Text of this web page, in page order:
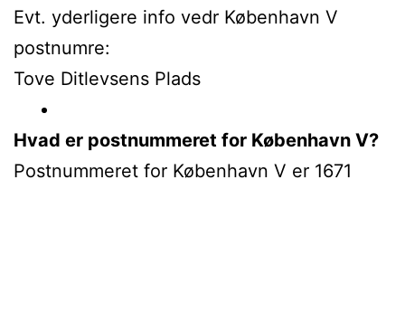
Evt. yderligere info vedr København V
postnumre:
Tove Ditlevsens Plads
Hvad er postnummeret for København V?
Postnummeret for København V er 1671